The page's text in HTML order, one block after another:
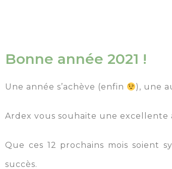
Bonne année 2021 !
Une année s’achève (enfin ), une
Ardex vous souhaite une excellente
Que ces 12 prochains mois soient
succès.